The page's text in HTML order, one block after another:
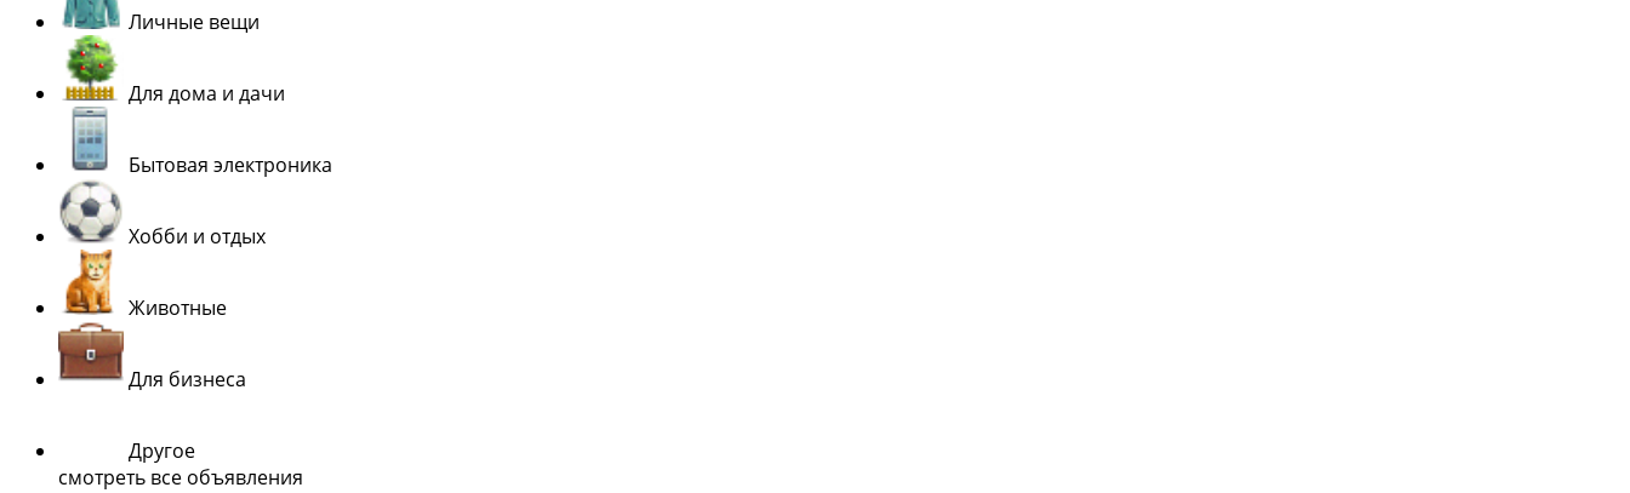
Личные вещи
Для дома и дачи
Бытовая электроника
Хобби и отдых
Животные
Для бизнеса
Другое
смотреть все объявления